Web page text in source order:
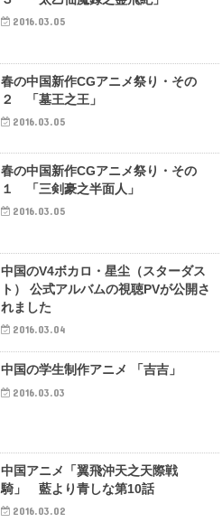
2016.03.05
春の中国新作CGアニメ祭り・その
２ 「墓王之王」
2016.03.05
春の中国新作CGアニメ祭り・その
１ 「三剣豪之半面人」
2016.03.05
中国のV4ボカロ・星尘（スターダス
ト） 公式アルバムの視聴PVが公開さ
れました
2016.03.04
中国の学生制作アニメ 「吉吉」
2016.03.03
中国アニメ「翼飛沖天之天際戦
騎」 藍より青しな第10話
2016.03.02